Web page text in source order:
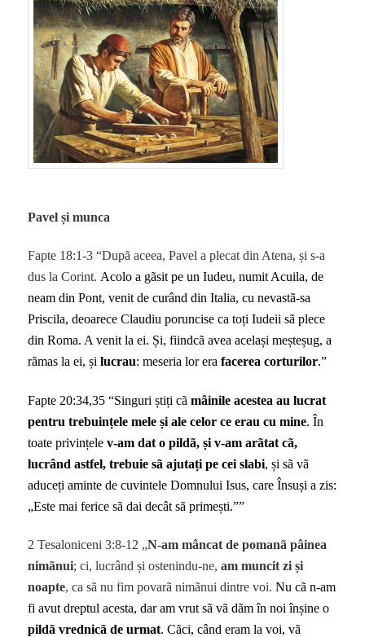
Pavel și munca
Fapte 18:1-3 “Dupã aceea, Pavel a plecat din Atena, și s-a
dus la Corint.Acolo a gãsit pe un Iudeu, numit Acuila, de
neam din Pont, venit de curând din Italia, cu nevastã-sa
Priscila, deoarece Claudiu poruncise ca toți Iudeii sã plece
din Roma. A venit la ei. Și, fiindcã avea același meșteșug, a
rãmas la ei, șilucrau: meseria lor erafacerea corturilor.”
Fapte 20:34,35 “Singuri știți cãmâinile acestea au lucrat
pentru trebuințele mele și ale celor ce erau cu mine. În
toate privințelev-am dat o pildã, și v-am arãtat cã,
lucrând astfel, trebuie sã ajutați pe cei slabi, și sã vã
aduceți aminte de cuvintele Domnului Isus, care Însuși a zis:
„Este mai ferice sã dai decât sã primești.””
2 Tesaloniceni 3:8-12 „N-am mâncat de pomanãpâinea
nimãnui; ci, lucrând și ostenindu-ne,am muncit zi și
noapte, ca sã nu fim povarã nimãnui dintre voi.Nu cã n-am
fi avut dreptul acesta, dar am vrut sã vã dãm în noi înșine o
pildã vrednicã de urmat. Cãci, când eram la voi, vã